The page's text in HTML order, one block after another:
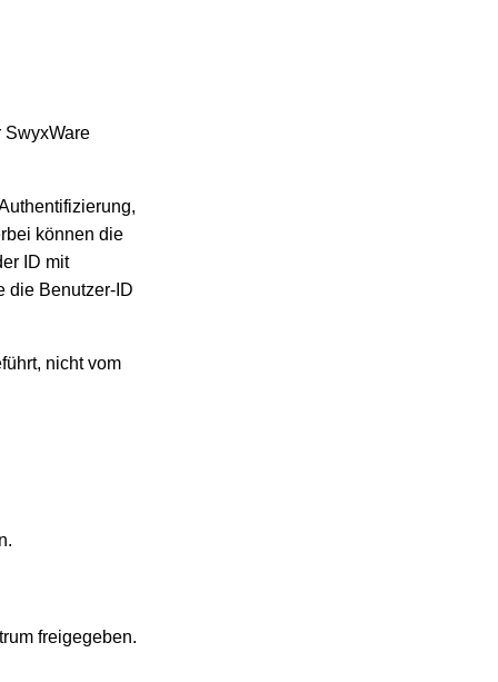
SwyxWare
können die
ID mit
die Benutzer-ID
nicht vom
freigegeben.